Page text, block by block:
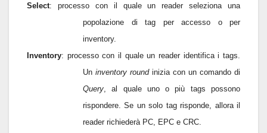
Select: processo con il quale un reader seleziona una
popolazione di tag per accesso o per
inventory.
Inventory: processo con il quale un reader identifica i tags.
Un inventory roundinizia con un comando di
Query , al quale uno o più tags possono
rispondere. Se un solo tag risponde, allora il
reader richiederà PC, EPC e CRC.